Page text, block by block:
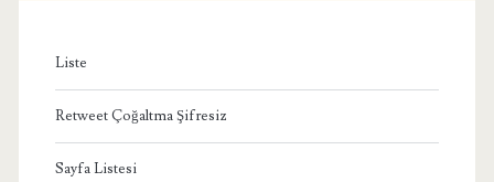
Liste
Retweet Çoğaltma Şifresiz
Sayfa Listesi